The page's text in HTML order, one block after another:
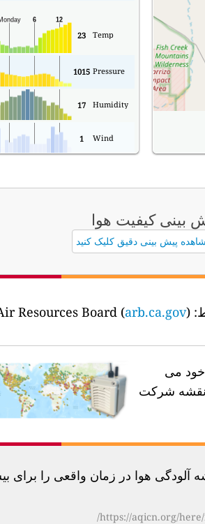
Temp
23
Pressure
1015
Humidity
17
Wind
1
بینی کیفیت هوا
پیش بینی دقیق کلیک کنید
arb.ca.gov)
خود می
نقشه شرکت
در زمان واقعی را برای بیش از 100 کشور
https://aqicn.org/here/